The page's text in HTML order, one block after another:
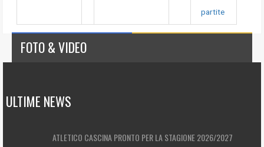
partite
FOTO & VIDEO
ULTIME NEWS
ATLETICO CASCINA PRONTO PER LA STAGIONE 2026/2027